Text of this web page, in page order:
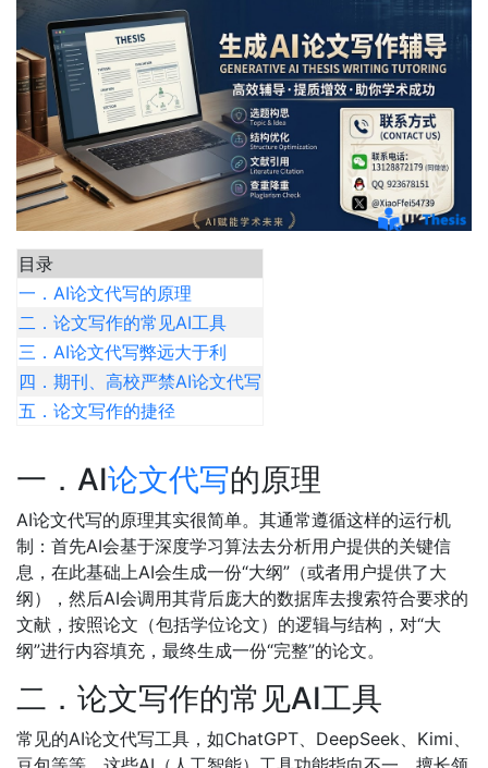
目录
一．AI论文代写的原理
二．论文写作的常见AI工具
三．AI论文代写弊远大于利
四．期刊、高校严禁AI论文代写
五．论文写作的捷径
一．AI论文代写的原理
AI论文代写的原理其实很简单。其通常遵循这样的运行机
制：首先AI会基于深度学习算法去分析用户提供的关键信
息，在此基础上AI会生成一份“大纲”（或者用户提供了大
纲），然后AI会调用其背后庞大的数据库去搜索符合要求的
文献，按照论文（包括学位论文）的逻辑与结构，对“大
纲”进行内容填充，最终生成一份“完整”的论文。
二．论文写作的常见AI工具
常见的AI论文代写工具，如ChatGPT、DeepSeek、Kimi、